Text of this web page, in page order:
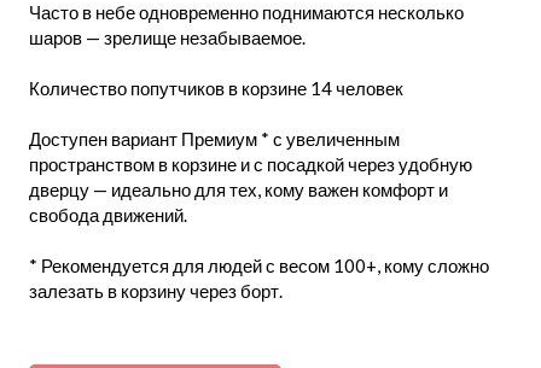
Часто в небе одновременно поднимаются несколько
шаров — зрелище незабываемое.
Количество попутчиков в корзине 14 человек
Доступен вариант Премиум * с увеличенным
пространством в корзине и с посадкой через удобную
дверцу — идеально для тех, кому важен комфорт и
свобода движений.
* Рекомендуется для людей с весом 100+, кому сложно
залезать в корзину через борт.